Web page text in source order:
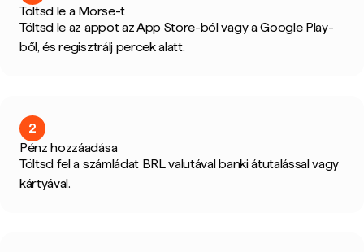
Töltsd le a Morse-t
Töltsd le az appot az App Store-ból vagy a Google Play-
ből, és regisztrálj percek alatt.
2
Pénz hozzáadása
Töltsd fel a számládat BRL valutával banki átutalással vagy
kártyával.